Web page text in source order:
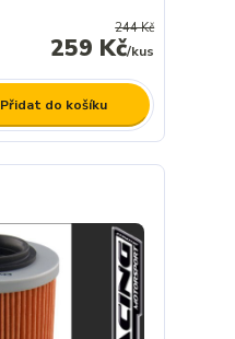
244 Kč
259 Kč/kus
Přidat do košíku